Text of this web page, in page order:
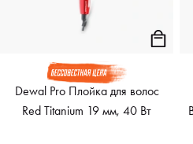
Dewal Pro Плойка для волос
Red Titanium 19 мм, 40 Вт